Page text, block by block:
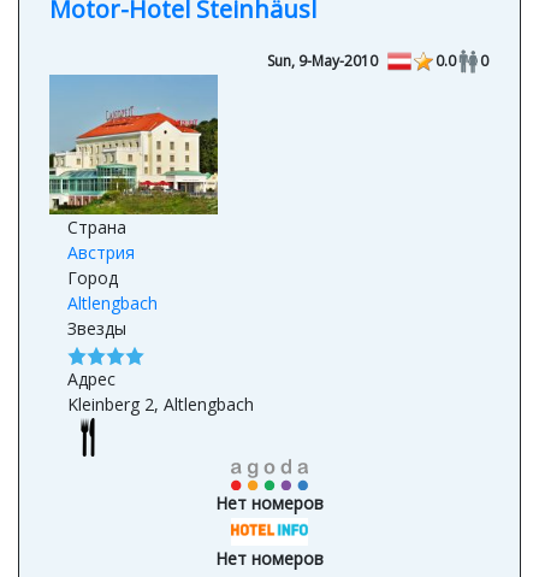
Motor-Hotel Steinhäusl
Sun, 9-May-2010 0.0 0
Страна
Австрия
Город
Altlengbach
Звезды
Адрес
Kleinberg 2, Altlengbach
Нет номеров
Нет номеров